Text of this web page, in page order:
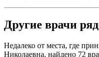
Другие врачи
Недалеко от места, где
Николаевна, найдено 72